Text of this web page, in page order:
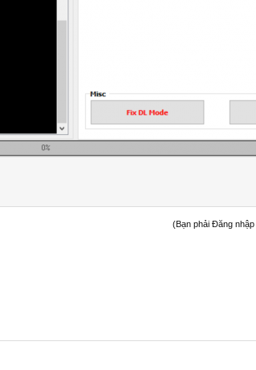
(Bạn phải Đăng